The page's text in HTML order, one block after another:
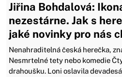
Jiřina Bohdalová:
nezestárne. Jak s
jaké novinky pro nás
Nenahraditelná česká herečka,
Nesmrtelné tety nebo komedie
drahoušku. Loni oslavila